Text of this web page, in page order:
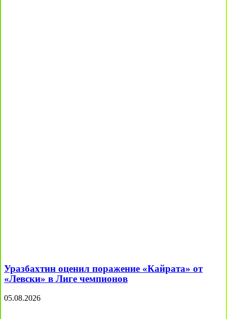
Уразбахтин оценил поражение «Кайрата» от
«Левски» в Лиге чемпионов
05.08.2026